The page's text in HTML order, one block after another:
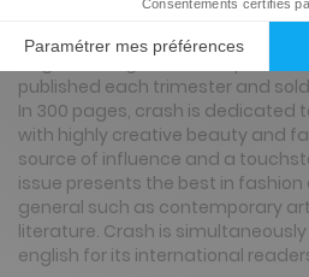
musique, l'architecture ou encore
simultanément publié dans une
anglaise.A high-end,
published each trimester and
In 300 pages, crash is dedicated
with highly creative beauty and
source of influence and a
issue presents the best in
general such as contemporary
literature. Crash is
english for its international